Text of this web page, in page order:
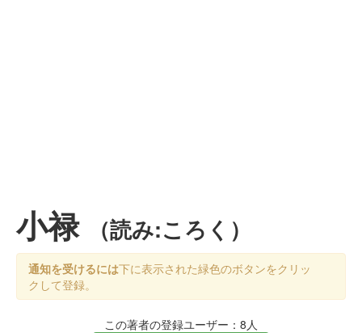
小禄 （読み:ころく）
通知を受けるには下に表示された緑色のボタンをクリッ
クして登録。
この著者の登録ユーザー：8人